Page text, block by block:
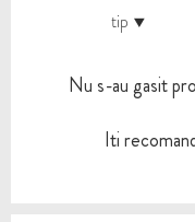
tip
Nu s-au gasit
Iti